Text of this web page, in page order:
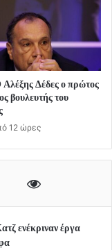
Δέδες ο πρώτος
βουλευτής του
12 ώρες
ενέκριναν έργα